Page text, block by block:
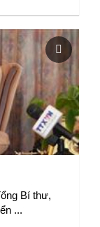
Bí thư,
...